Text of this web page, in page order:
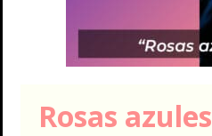
Rosas azules